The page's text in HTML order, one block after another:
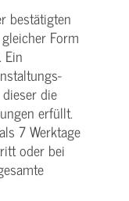
bestätigten
Form
die
erfüllt.
7 Werktage
oder bei